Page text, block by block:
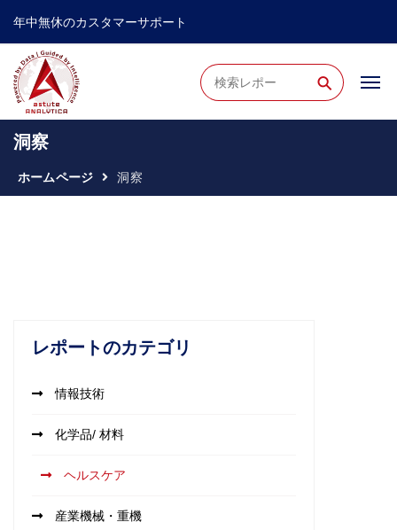
年中無休のカスタマーサポート
⚲
洞察
ホームページ 洞察
レポートのカテゴリ
情報技術
化学品/ 材料
ヘルスケア
産業機械・重機